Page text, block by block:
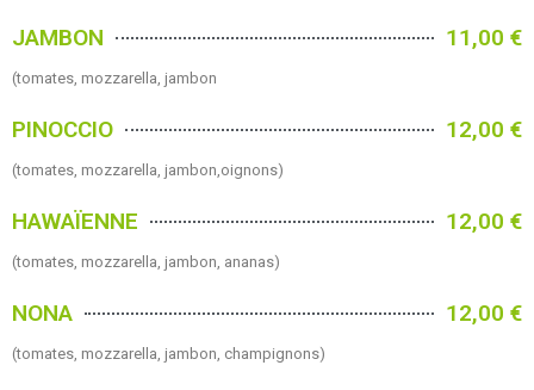
JAMBON 11,00 €
(tomates, mozzarella, jambon
PINOCCIO 12,00 €
(tomates, mozzarella, jambon,oignons)
HAWAÏENNE 12,00 €
(tomates, mozzarella, jambon, ananas)
NONA 12,00 €
(tomates, mozzarella, jambon, champignons)